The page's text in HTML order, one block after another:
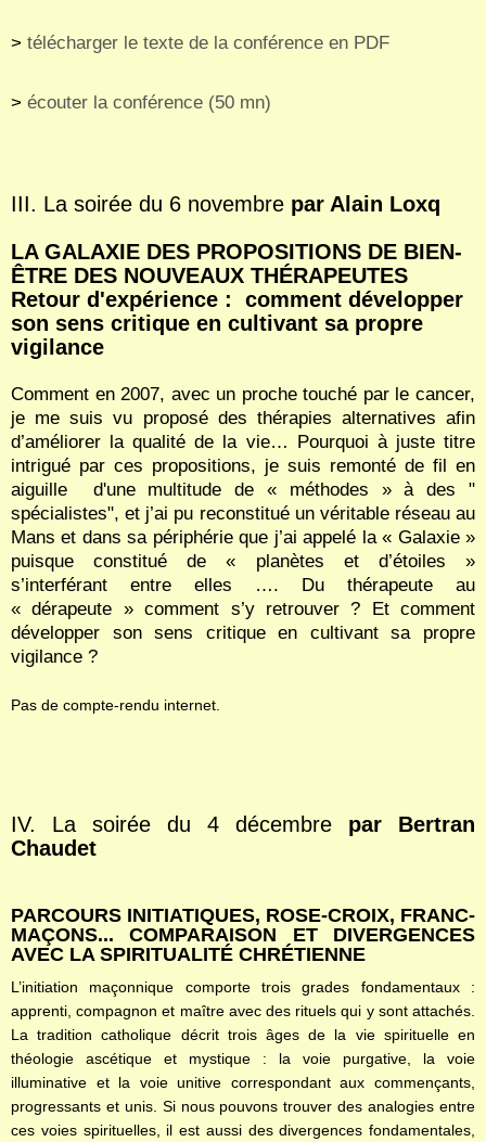
> télécharger le texte de la conférence en PDF
> écouter la conférence (50 mn)
III. La soirée du 6 novembre par Alain Loxq
LA GALAXIE DES PROPOSITIONS DE BIEN-
ÊTRE DES NOUVEAUX THÉRAPEUTES
Retour d'expérience : comment développer
son sens critique en cultivant sa propre
vigilance
Comment en 2007, avec un proche touché par le cancer,
je me suis vu proposé des thérapies alternatives afin
d’améliorer la qualité de la vie… Pourquoi à juste titre
intrigué par ces propositions, je suis remonté de fil en
aiguille d'une multitude de « méthodes » à des "
spécialistes", et j’ai pu reconstitué un véritable réseau au
Mans et dans sa périphérie que j’ai appelé la « Galaxie »
puisque constitué de « planètes et d’étoiles »
s’interférant entre elles …. Du thérapeute au
« dérapeute » comment s’y retrouver ? Et comment
développer son sens critique en cultivant sa propre
vigilance ?
Pas de compte-rendu internet.
IV. La soirée du 4 décembre par Bertran
Chaudet
PARCOURS INITIATIQUES, ROSE-CROIX, FRANC-
MAÇONS... COMPARAISON ET DIVERGENCES
AVEC LA SPIRITUALITÉ CHRÉTIENNE
L’initiation maçonnique comporte trois grades fondamentaux :
apprenti, compagnon et maître avec des rituels qui y sont attachés.
La tradition catholique décrit trois âges de la vie spirituelle en
théologie ascétique et mystique : la voie purgative, la voie
illuminative et la voie unitive correspondant aux commençants,
progressants et unis. Si nous pouvons trouver des analogies entre
ces voies spirituelles, il est aussi des divergences fondamentales,